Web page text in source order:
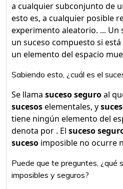
a cualquier subconjunto de
esto es, a cualquier posible
experimento aleatorio. ... Un
un suceso compuesto si
un elemento del espacio
Sabiendo esto, ¿cuál es el
Se llama suceso seguroal
sucesoselementales, y
tiene ningún elemento del
denota por . El suceso
suceso imposible no ocurre
Puede que te preguntes, ¿qué
imposibles y seguros?